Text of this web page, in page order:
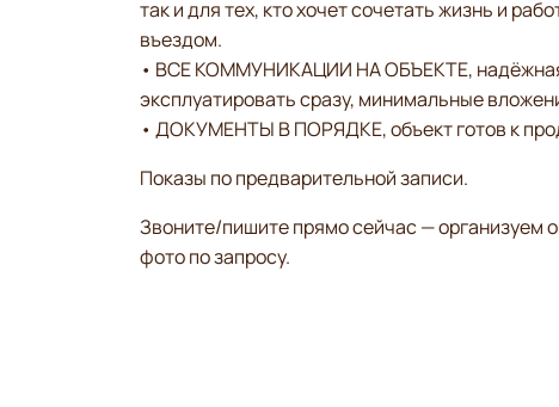
так и для тех, кто хочет сочетать жизнь и
въездом.
• ВСЕ КОММУНИКАЦИИ НА ОБЪЕКТЕ, надёжная
эксплуатировать сразу, минимальные
• ДОКУМЕНТЫ В ПОРЯДКЕ, объект готов к
Показы по предварительной записи.
Звоните/пишите прямо сейчас — организуем
фото по запросу.